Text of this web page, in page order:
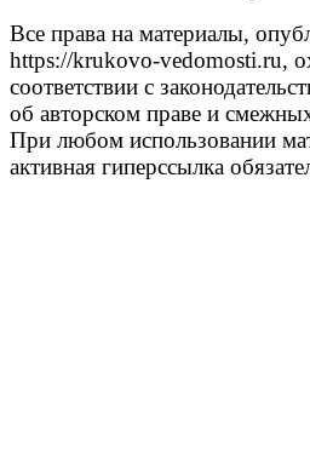
Все права на материалы,
https://krukovo-vedomosti.ru,
соответствии с
об авторском праве и
При любом использовании
активная гиперссылка